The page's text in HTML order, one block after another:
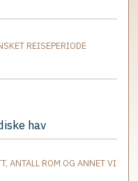
REISEPERIODE
ANTALL ROM OG ANNET VI